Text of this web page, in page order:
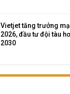
Vietjet tăng trưởng
2026, đầu tư đội tàu
2030